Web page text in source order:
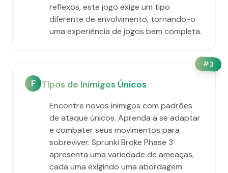
reflexos, este jogo exige um tipo
diferente de envolvimento, tornando-o
uma experiência de jogos bem completa.
#3
F Tipos de Inimigos Únicos
Encontre novos inimigos com padrões
de ataque únicos. Aprenda a se adaptar
e combater seus movimentos para
sobreviver. Sprunki Broke Phase 3
apresenta uma variedade de ameaças,
cada uma exigindo uma abordagem